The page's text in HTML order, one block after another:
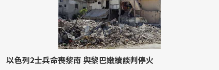
以色列2士兵命喪黎南 與黎巴嫩續談判停火